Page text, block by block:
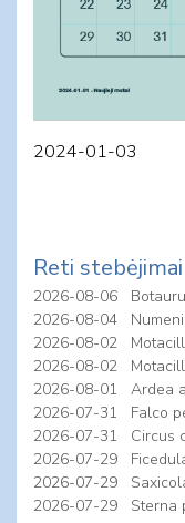
2024-01-03
Reti stebėjimai
2026-08-06
2026-08-04
2026-08-02
2026-08-02
2026-08-01
Ardea
2026-07-31
Falco
2026-07-31
Circus
2026-07-29
2026-07-29
2026-07-29
Sterna